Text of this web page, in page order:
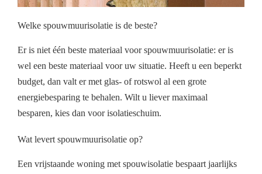
Welke spouwmuurisolatie is de beste?
Er is niet één beste materiaal voor spouwmuurisolatie: er is
wel een beste materiaal voor uw situatie. Heeft u een beperkt
budget, dan valt er met glas- of rotswol al een grote
energiebesparing te behalen. Wilt u liever maximaal
besparen, kies dan voor isolatieschuim.
Wat levert spouwmuurisolatie op?
Een vrijstaande woning met spouwisolatie bespaart jaarlijks